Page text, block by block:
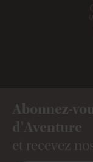
Abonnez-
d'Aventure
et recevez